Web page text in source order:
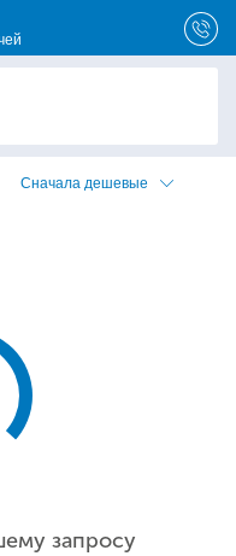
Сначала дешевые
запросу